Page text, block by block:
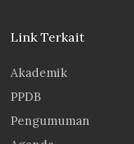
Link Terkait
Akademik
PPDB
Pengumuman